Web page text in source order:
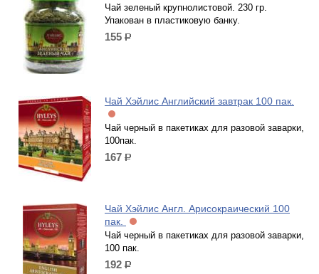
Чай зеленый крупнолистовой. 230 гр.
Упакован в пластиковую банку.
155 р.
Чай Хэйлис Английский завтрак 100 пак.
Чай черный в пакетиках для разовой заварки,
100пак.
167 р.
Чай Хэйлис Англ. Арисокраический 100
пак.
Чай черный в пакетиках для разовой заварки,
100 пак.
192 р.